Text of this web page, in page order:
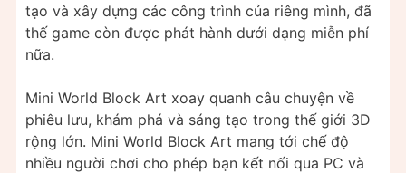
tạo và xây dựng các công trình của riêng mình, đã
thế game còn được phát hành dưới dạng miễn phí
nữa.
Mini World Block Art xoay quanh câu chuyện về
phiêu lưu, khám phá và sáng tạo trong thế giới 3D
rộng lớn. Mini World Block Art mang tới chế độ
nhiều người chơi cho phép bạn kết nối qua PC và